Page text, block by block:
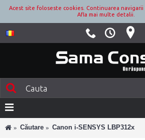
Acest site foloseste cookies. Continuarea navigarii
Afla mai multe detalii.
Căutare Canon i-SENSYS LBP312x